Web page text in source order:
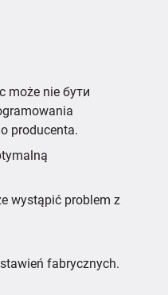
może nie бути
producenta.
wystąpić problem z
fabrycznych.